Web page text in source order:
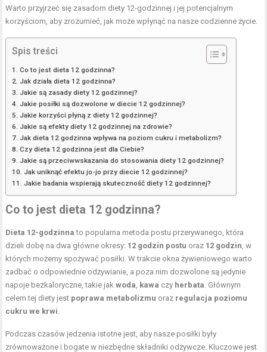
Warto przyjrzeć się zasadom diety 12-godzinnej i jej potencjalnym
korzyściom, aby zrozumieć, jak może wpłynąć na nasze codzienne życie.
Spis treści
Co to jest dieta 12 godzinna?
Jak działa dieta 12 godzinna?
Jakie są zasady diety 12 godzinnej?
Jakie posiłki są dozwolone w diecie 12 godzinnej?
Jakie korzyści płyną z diety 12 godzinnej?
Jakie są efekty diety 12 godzinnej na zdrowie?
Jak dieta 12 godzinna wpływa na poziom cukru i metabolizm?
Czy dieta 12 godzinna jest dla Ciebie?
Jakie są przeciwwskazania do stosowania diety 12 godzinnej?
Jak uniknąć efektu jo-jo przy diecie 12 godzinnej?
Jakie badania wspierają skuteczność diety 12 godzinnej?
Co to jest dieta 12 godzinna?
Dieta 12-godzinna to popularna metoda postu przerywanego, która
dzieli dobę na dwa główne okresy: 12 godzin postu oraz 12 godzin, w
których możemy spożywać posiłki. W trakcie okna żywieniowego warto
zadbać o odpowiednie odżywianie, a poza nim dozwolone są jedynie
napoje bezkaloryczne, takie jakwoda, kawa czy herbata. Głównym
celem tej diety jest poprawa metabolizmu oraz regulacja poziomu
cukru we krwi.
Podczas czasów jedzenia istotne jest, aby nasze posiłki były
zrównoważone i bogate w niezbędne składniki odżywcze. Kluczowe jest